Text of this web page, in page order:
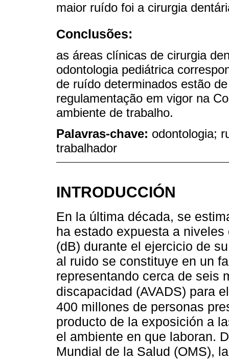
maior ruído foi a cirurgia
Conclusões:
as áreas clínicas de cirurgia
odontologia pediátrica
de ruído determinados estão
regulamentação em vigor na
ambiente de trabalho.
Palavras-chave: odontologia;
trabalhador
INTRODUCCIÓN
En la última década, se
ha estado expuesta a
(dB) durante el ejercicio de
al ruido se constituye en un
representando cerca de seis
discapacidad (AVADS) para
400 millones de personas
producto de la exposición a
el ambiente en que laboran.
Mundial de la Salud (OMS),